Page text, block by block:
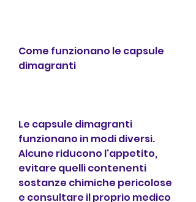
Come funzionano le capsule
dimagranti
Le capsule dimagranti
funzionano in modi diversi.
Alcune riducono l'appetito,
evitare quelli contenenti
sostanze chimiche pericolose
e consultare il proprio medico